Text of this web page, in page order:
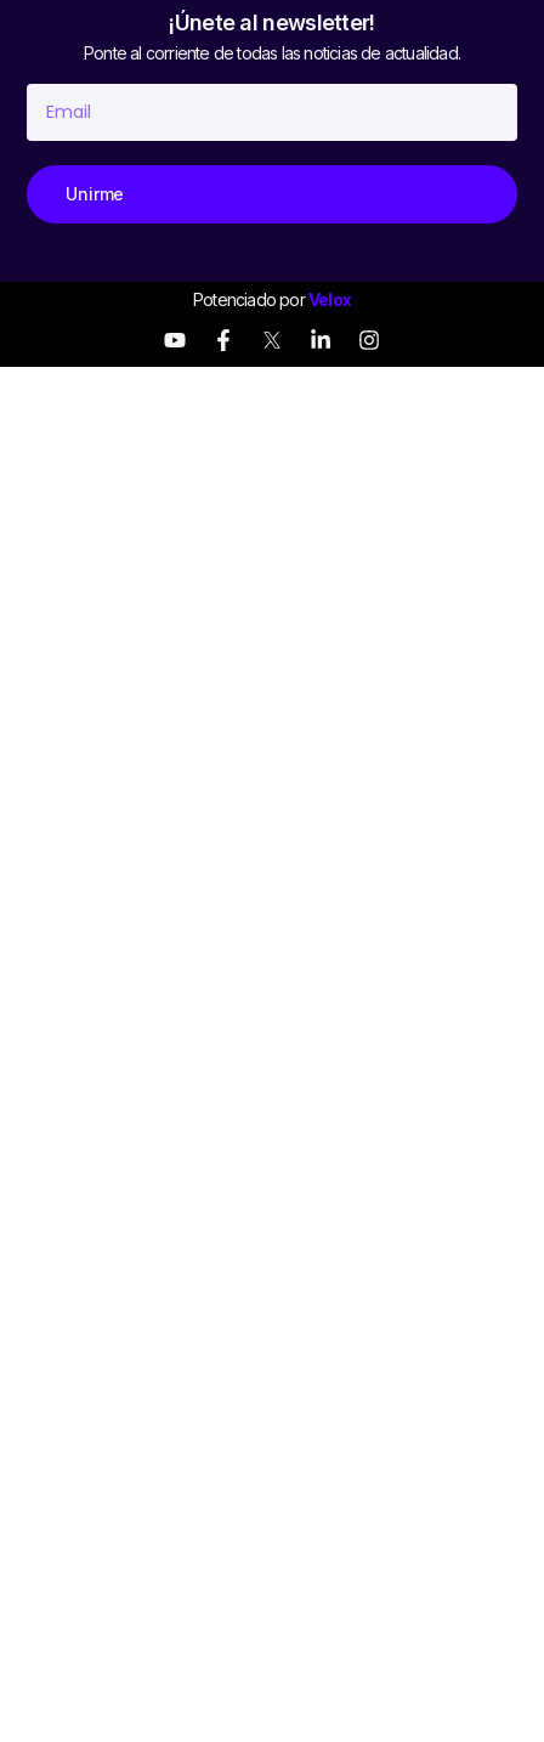
¡Únete al newsletter!
Ponte al corriente de todas las noticias de actualidad.
Unirme
Potenciado porVelox